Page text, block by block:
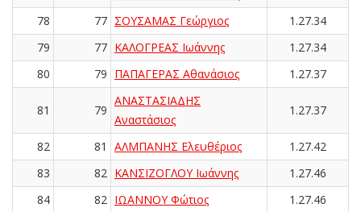
78
77 ΣΟΥΣΑΜΑΣ Γεώργιος
1.27.34
79
77 ΚΑΛΟΓΡΕΑΣ Ιωάννης
1.27.34
80
79 ΠΑΠΑΓΕΡΑΣ Αθανάσιος 1.27.37
81 79
ΑΝΑΣΤΑΣΙΑΔΗΣ
Αναστάσιος
1.27.37
82 81 ΑΛΜΠΑΝΗΣ Ελευθέριος
1.27.42
83
82 ΚΑΝΣΙΖΟΓΛΟΥ Ιωάννης
1.27.46
84
82 ΙΩΑΝΝΟΥ Φώτιος
1.27.46